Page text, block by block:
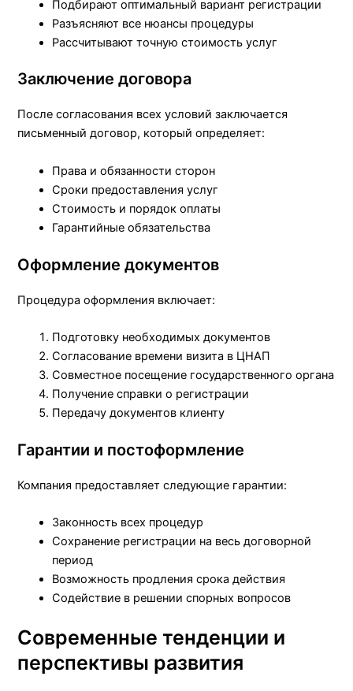
Подбирают оптимальный вариант регистрации
Разъясняют все нюансы процедуры
Рассчитывают точную стоимость услуг
Заключение договора
После согласования всех условий заключается
письменный договор, который определяет:
Права и обязанности сторон
Сроки предоставления услуг
Стоимость и порядок оплаты
Гарантийные обязательства
Оформление документов
Процедура оформления включает:
Подготовку необходимых документов
Согласование времени визита в ЦНАП
Совместное посещение государственного органа
Получение справки о регистрации
Передачу документов клиенту
Гарантии и постоформление
Компания предоставляет следующие гарантии:
Законность всех процедур
Сохранение регистрации на весь договорной
период
Возможность продления срока действия
Содействие в решении спорных вопросов
Современные тенденции и
перспективы развития